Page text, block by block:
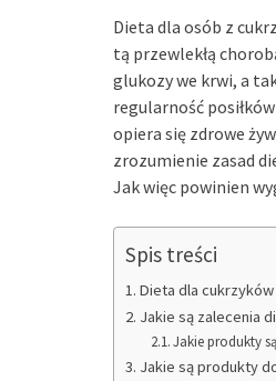
Dieta dla osób z
tą przewlekłą
glukozy we krwi, a
regularność
opiera się zdrowe
zrozumienie zasad
Jak więc powinien
Spis treści
Dieta dla
Jakie są zalecenia
Jakie produkty
Jakie są produkty